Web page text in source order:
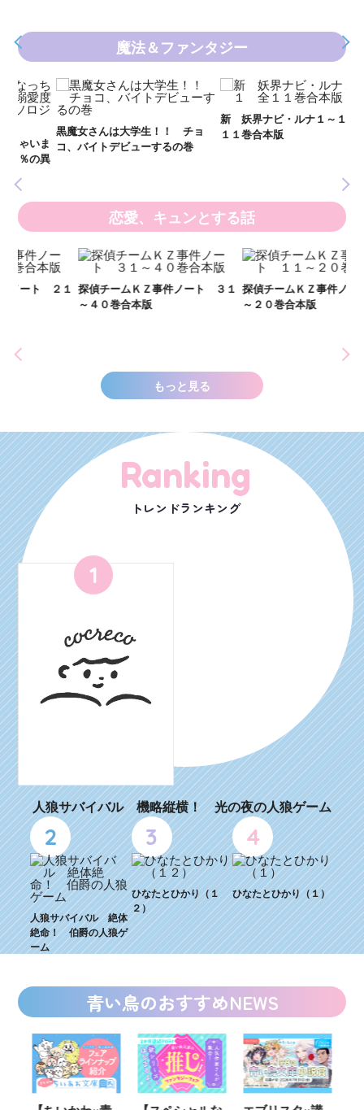
魔法＆ファンタジー
黒魔女さんは大学生！！ チョ
コ、バイトデビューするの巻
新 妖界ナビ・ルナ１～１１ 全
１１巻合本版
恋愛、キュンとする話
探偵チームＫＺ事件ノート ３１
～４０巻合本版
探偵チームＫＺ事件ノート １１
～２０巻合本版
もっと見る
Ranking
トレンドランキング
1
人狼サバイバル 機略縦横！ 光の夜の人狼ゲーム
2
人狼サバイバル 絶体
絶命！ 伯爵の人狼ゲ
ーム
3
ひなたとひかり（１
２）
4
ひなたとひかり（１）
青い鳥のおすすめNEWS